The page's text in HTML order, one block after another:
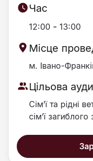
Час
12:00 - 13:00
Місце
м. Івано-
Цільова
Сім’ї та рідні
сімʼї